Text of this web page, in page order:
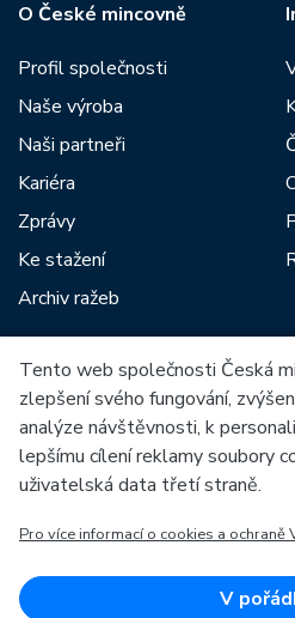
O České mincovně
Profil společnosti
Naše výroba
Naši partneři
Kariéra
Zprávy
Ke stažení
Archiv ražeb
Mezi naše partnery patří:
Evropská unie
OP Podnikání a inovace
Evropský fond pro
Tento web společnosti Česká
zlepšení svého fungování,
analýze návštěvnosti, k
lepšímu cílení reklamy soubory
uživatelská data třetí straně.
Pro více informací o cookies a ochraně
V